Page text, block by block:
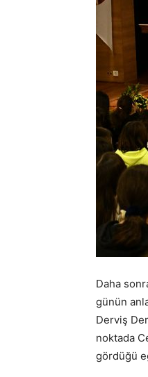
Daha
günün
Derviş
noktada
gördüğü